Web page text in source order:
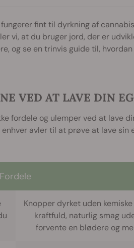
fint til dyrkning af
vi, at du bruger jord, der er
og se en trinvis guide til,
VED AT LAVE DIN
fordele og ulemper ved at lave
avler til at prøve at lave sin
Fordele
Knopper dyrket uden
kraftfuld, naturlig smag
forvente en blødere og